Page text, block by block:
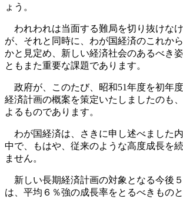
ょう。
われわれは当面する難局を切り抜けな
が、それと同時に、わが国経済のこれか
かと見定め、新しい経済社会のあるべき
ともまた重要な課題であります。
政府が、このたび、昭和51年度を初年
経済計画の概案を策定いたしましたのも
よるものであります。
わが国経済は、さきに申し述べました
中で、もはや、従来のような高度成長を
ません。
新しい長期経済計画の対象となる今後
は、平均６％強の成長率をとるべきもの